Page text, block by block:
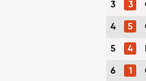
3 3
4 5
5 4
6 1